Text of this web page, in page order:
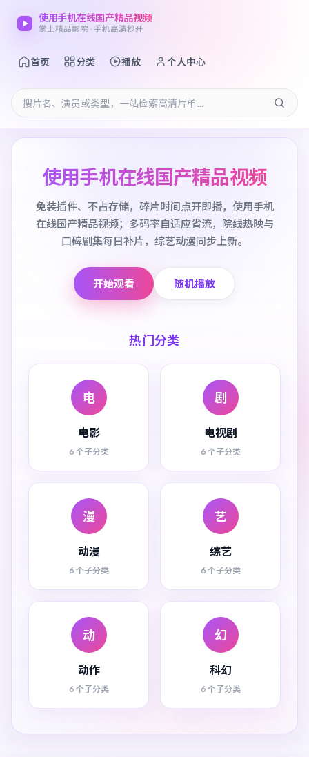
使用手机在线国产精品视频
掌上精品影院 · 手机高清秒开
首页 分类 播放 个人中心
使用手机在线国产精品视频
免装插件、不占存储，碎片时间点开即播，使用手机
在线国产精品视频；多码率自适应省流，院线热映与
口碑剧集每日补片，综艺动漫同步上新。
开始观看 随机播放
热门分类
电
电影
6 个子分类
剧
电视剧
6 个子分类
漫
动漫
6 个子分类
艺
综艺
6 个子分类
动
动作
6 个子分类
幻
科幻
6 个子分类